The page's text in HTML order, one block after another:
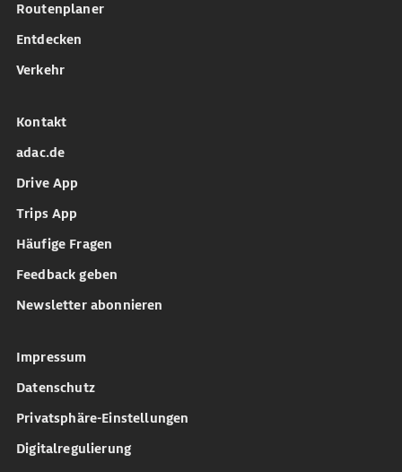
Routenplaner
Entdecken
Verkehr
Kontakt
adac.de
Drive App
Trips App
Häufige Fragen
Feedback geben
Newsletter abonnieren
Impressum
Datenschutz
Privatsphäre-Einstellungen
Digitalregulierung